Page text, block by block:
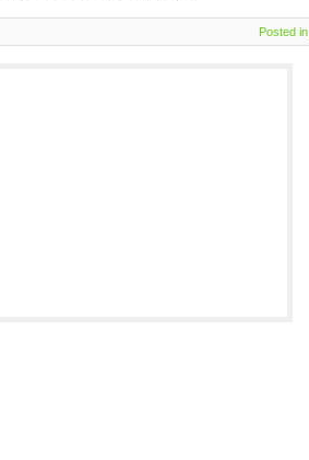
Posted in